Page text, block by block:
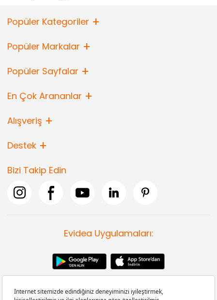
Popüler Kategoriler
Popüler Markalar
Popüler Sayfalar
En Çok Arananlar
Alışveriş
Destek
Bizi Takip Edin
Evidea Uygulamaları: